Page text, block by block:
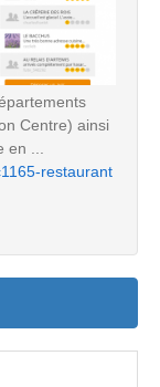
Centre) ainsi
en ...
restaurant